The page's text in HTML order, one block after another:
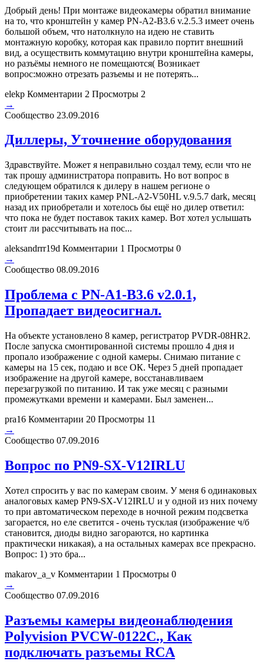
Добрый день! При монтаже видеокамеры обратил внимание
на то, что кронштейн у камер PN-A2-B3.6 v.2.5.3 имеет очень
большой объем, что натолкнуло на идею не ставить
монтажную коробку, которая как правило портит внешний
вид, а осуществить коммутацию внутри кронштейна камеры,
но разъёмы немного не помещаются( Возникает
вопрос:можно отрезать разъемы и не потерять...
elekp Комментарии 2 Просмотры 2
→
Сообщество 23.09.2016
Диллеры, Уточнение оборудования
Здравствуйте. Может я неправильно создал тему, если что не
так прошу администратора поправить. Но вот вопрос в
следующем обратился к дилеру в нашем регионе о
приобретении таких камер PNL-A2-V50HL v.9.5.7 dark, месяц
назад их приобретали и хотелось бы ещё но дилер ответил:
что пока не будет поставок таких камер. Вот хотел услышать
стоит ли рассчитывать на пос...
aleksandrrr19d Комментарии 1 Просмотры 0
→
Сообщество 08.09.2016
Проблема с PN-A1-B3.6 v2.0.1,
Пропадает видеосигнал.
На объекте установлено 8 камер, регистратор PVDR-08HR2.
После запуска смонтированной системы прошло 4 дня и
пропало изображение с одной камеры. Снимаю питание с
камеры на 15 сек, подаю и все ОК. Через 5 дней пропадает
изображение на другой камере, восстанавливаем
перезагрузкой по питанию. И так уже месяц с разными
промежутками времени и камерами. Был заменен...
pra16 Комментарии 20 Просмотры 11
→
Сообщество 07.09.2016
Вопрос по PN9-SX-V12IRLU
Хотел спросить у вас по камерам своим. У меня 6 одинаковых
аналоговых камер PN9-SX-V12IRLU и у одной из них почему
то при автоматическом переходе в ночной режим подсветка
загорается, но еле светится - очень тусклая (изображение ч/б
становится, диоды видно загораются, но картинка
практически никакая), а на остальных камерах все прекрасно.
Вопрос: 1) это бра...
makarov_a_v Комментарии 1 Просмотры 0
→
Сообщество 07.09.2016
Разъемы камеры видеонаблюдения
Polyvision PVCW-0122C., Как
подключать разъемы RCA